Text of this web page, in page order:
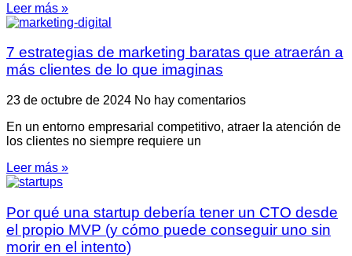
Leer más »
7 estrategias de marketing baratas que atraerán a
más clientes de lo que imaginas
23 de octubre de 2024 No hay comentarios
En un entorno empresarial competitivo, atraer la atención de
los clientes no siempre requiere un
Leer más »
Por qué una startup debería tener un CTO desde
el propio MVP (y cómo puede conseguir uno sin
morir en el intento)